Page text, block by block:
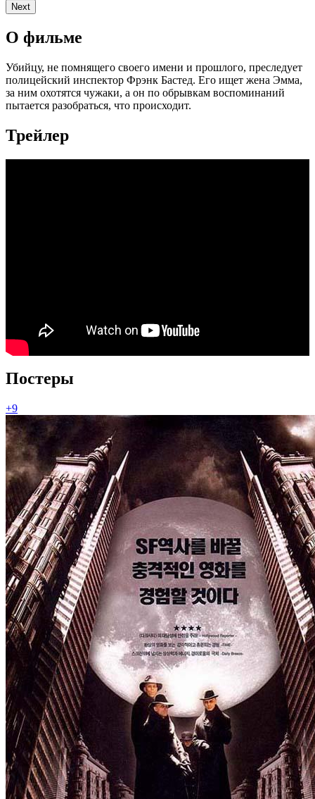
Next
О фильме
Убийцу, не помнящего своего имени и прошлого, преследует
полицейский инспектор Фрэнк Бастед. Его ищет жена Эмма,
за ним охотятся чужаки, а он по обрывкам воспоминаний
пытается разобраться, что происходит.
Трейлер
Постеры
+9